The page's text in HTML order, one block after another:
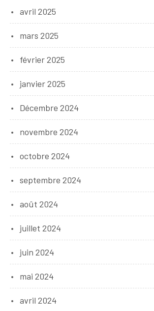
avril 2025
mars 2025
février 2025
janvier 2025
Décembre 2024
novembre 2024
octobre 2024
septembre 2024
août 2024
juillet 2024
juin 2024
mai 2024
avril 2024